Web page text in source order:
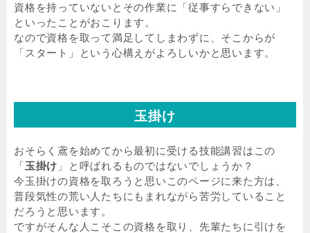
資格を持っていないとその作業に「従事すらできない」
といったことがおこります。
なので資格を取って満足してしまわずに、そこからが
「スタート」という心構えがよろしいかと思います。
玉掛け
おそらく鳶を始めてから最初に受ける技能講習はこの
「玉掛け 」と呼ばれるものではないでしょうか？
今玉掛けの資格を取ろうと思いこのページに来た方は、
普段気性の荒い人たちにもまれながら苦労していること
だろうと思います。
ですがそんな人こそこの資格を取り、先輩たちに引けを